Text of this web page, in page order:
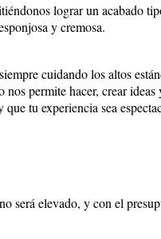
lograr un acabado
y cremosa.
cuidando los altos
permite hacer, crear ideas
tu experiencia sea
será elevado, y con el